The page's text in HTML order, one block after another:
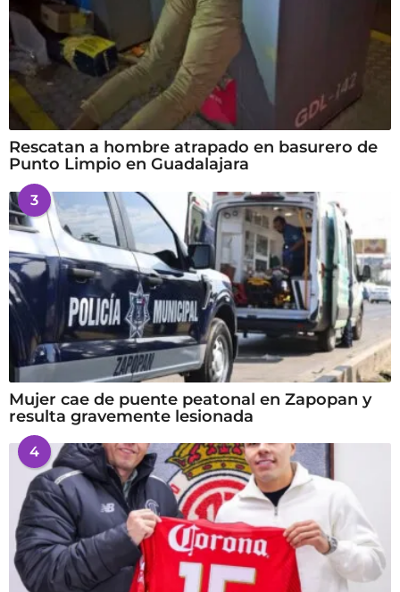
Rescatan a hombre atrapado en basurero de
Punto Limpio en Guadalajara
3
Mujer cae de puente peatonal en Zapopan y
resulta gravemente lesionada
4